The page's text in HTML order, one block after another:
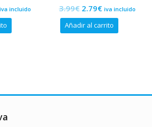
incluido
de
5
3.99€El
precio
original
2.79€El
precio
actual
iva incluido
Añadir al carrito